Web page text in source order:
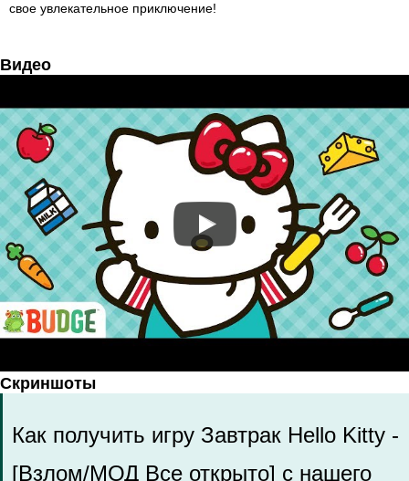
свое увлекательное приключение!
Видео
Скриншоты
Как получить игру Завтрак Hello Kitty -
[Взлом/МОД Все открыто] с нашего